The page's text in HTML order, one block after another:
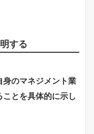
する
のマネジメント業
とを具体的に示し